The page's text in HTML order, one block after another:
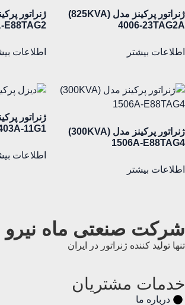
ژنراتور پرکینز مدل (825KVA)
4006-23TAG2A
اطلاعات بیشتر
E88TAG2
اطلاعات
ژنراتور پرکینز مدل (300KVA)
1506A-E88TAG4
اطلاعات بیشتر
11G1
اطلاعات
شرکت صنعتی ماه نیرو
تنها تولید کننده ژنراتور در ایران
خدمات مشتریان
درباره ما